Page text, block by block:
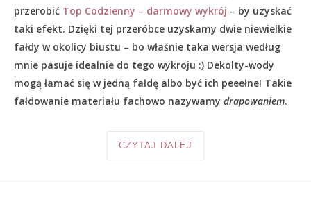
przerobić Top Codzienny – darmowy wykrój – by uzyskać
taki efekt. Dzięki tej przeróbce uzyskamy dwie niewielkie
fałdy w okolicy biustu – bo właśnie taka wersja według
mnie pasuje idealnie do tego wykroju :) Dekolty-wody
mogą łamać się w jedną fałdę albo być ich peeełne! Takie
fałdowanie materiału fachowo nazywamy drapowaniem.
CZYTAJ DALEJ